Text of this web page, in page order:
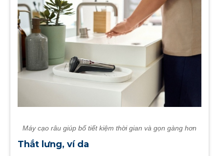
Máy cạo râu giúp bố tiết kiệm thời gian và gọn gàng hơn
Thắt lưng, ví da